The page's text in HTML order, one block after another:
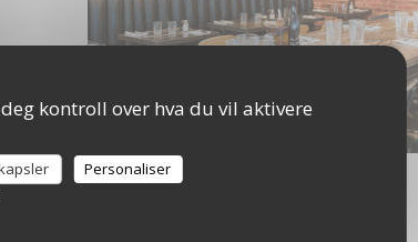
kontroll over hva du vil aktivere
Personaliser